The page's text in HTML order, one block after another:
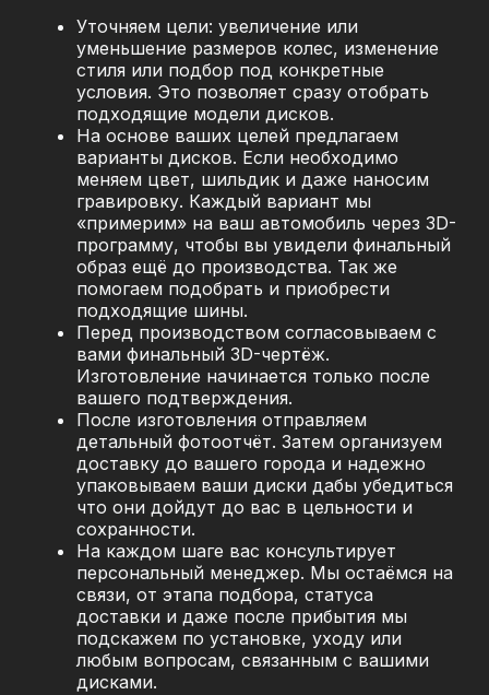
Уточняем цели: увеличение или
уменьшение размеров колес, изменение
стиля или подбор под конкретные
условия. Это позволяет сразу отобрать
подходящие модели дисков.
На основе ваших целей предлагаем
варианты дисков. Если необходимо
меняем цвет, шильдик и даже наносим
гравировку. Каждый вариант мы
«примерим» на ваш автомобиль через 3D-
программу, чтобы вы увидели финальный
образ ещё до производства. Так же
помогаем подобрать и приобрести
подходящие шины.
Перед производством согласовываем с
вами финальный 3D-чертёж.
Изготовление начинается только после
вашего подтверждения.
После изготовления отправляем
детальный фотоотчёт. Затем организуем
доставку до вашего города и надежно
упаковываем ваши диски дабы убедиться
что они дойдут до вас в цельности и
сохранности.
На каждом шаге вас консультирует
персональный менеджер. Мы остаёмся на
связи, от этапа подбора, статуса
доставки и даже после прибытия мы
подскажем по установке, уходу или
любым вопросам, связанным с вашими
дисками.